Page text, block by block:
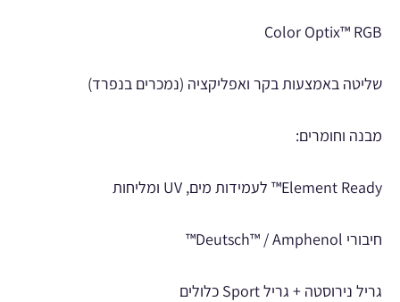
Color Optix™ RGB
שליטה באמצעות בקר ואפליקציה (נמכרים בנפרד)
מבנה וחומרים:
Element Ready™ לעמידות מים, UV ומליחות
חיבורי Deutsch™ / Amphenol™
גריל נירוסטה + גריל Sport כלולים